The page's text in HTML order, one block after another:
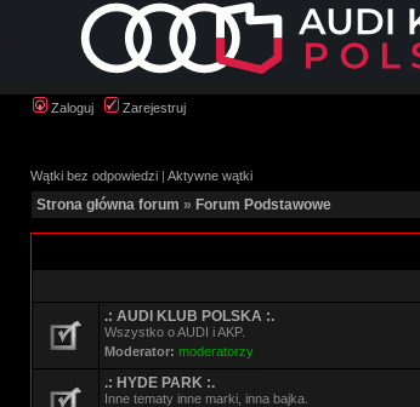
Zaloguj Zarejestruj
Wątki bez odpowiedzi | Aktywne wątki
Strona główna forum » Forum Podstawowe
.: AUDI KLUB POLSKA :.
Wszystko o AUDI i AKP.
Moderator: moderatorzy
.: HYDE PARK :.
Inne tematy inne marki, inna bajka.